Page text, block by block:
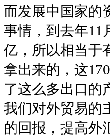
而发展中国家的
事情，到去年11
亿，所以相当于
拿出来的，这
了这么多出口的
我们对外贸易的
的回报，提高外